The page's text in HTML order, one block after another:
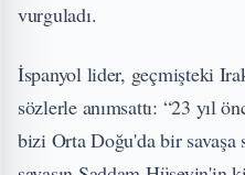
vurguladı.
İspanyol lider, geçmişteki
sözlerle anımsattı: “23 yıl
bizi Orta Doğu'da bir